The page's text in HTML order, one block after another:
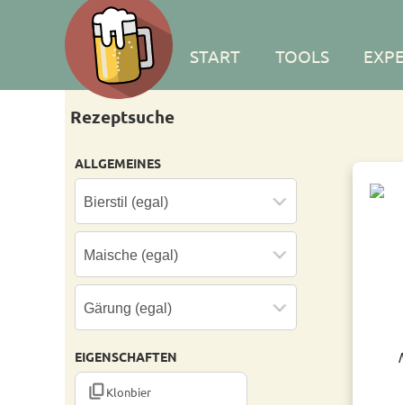
START TOOLS
Rezeptsuche
ALLGEMEINES
EIGENSCHAFTEN
CONTENT_COPYKlonbier